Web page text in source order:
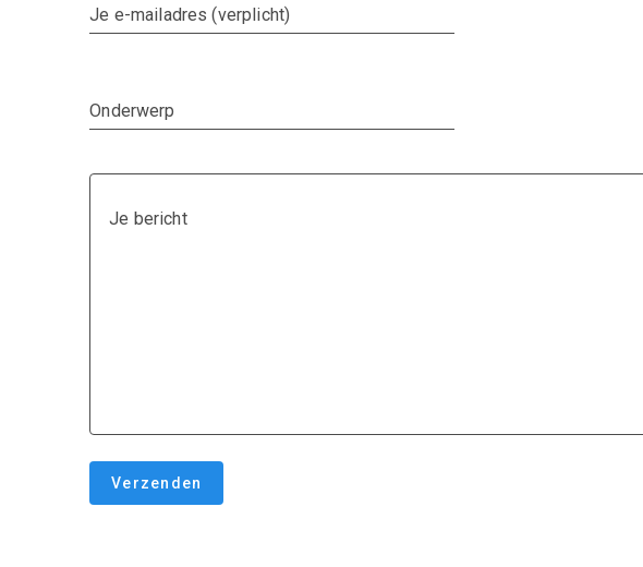
Je e-mailadres (verplicht)
Onderwerp
Je bericht